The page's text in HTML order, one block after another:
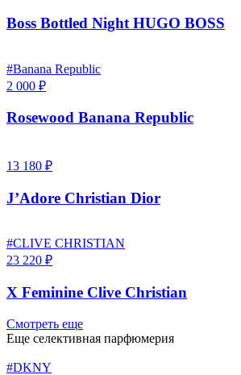
Boss Bottled Night HUGO BOSS
#Banana Republic
2 000 ₽
Rosewood Banana Republic
13 180 ₽
J’Adore Christian Dior
#CLIVE CHRISTIAN
23 220 ₽
X Feminine Clive Christian
Смотреть еще
Еще селективная парфюмерия
#DKNY